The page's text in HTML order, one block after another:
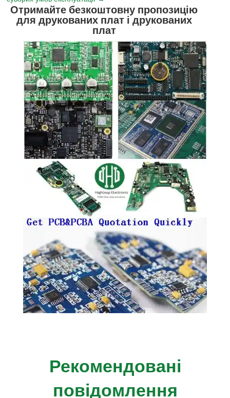
Отримайте безкоштовну пропозицію
для друкованих плат і друкованих
плат
Рекомендовані
повідомлення